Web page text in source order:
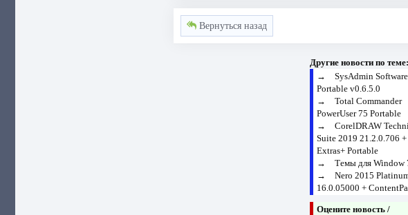
Вернуться назад
Другие новости по теме:
→SysAdmin Software
Portable v0.6.5.0
→Total Commander
PowerUser 75 Portable
→CorelDRAW
Suite 2019 21.2.0.706 +
Extras+ Portable
→Темы для Window
→Nero 2015
16.0.05000 +
Оцените новость /